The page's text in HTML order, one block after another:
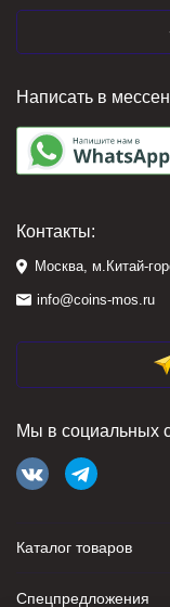
Написать в
Контакты:
Москва, м.Китай-
info@coins-mos.ru
Мы в социальных
Каталог товаров
Спецпредложения